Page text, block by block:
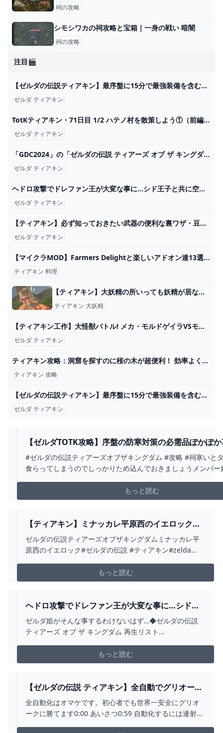
祠の攻略
シモシワカの祠攻略と宝箱｜一身の戦い 暗闇
祠の攻略
注目🎬
【ゼルダの伝説ティアキン】最序盤に15分で最強装備を含む全身装備をコンプリートするルート紹介！（TotK、ティアーズオブザキングダム） - YouTube
ゼルダ ティアキン
TotKティアキン・71日目 1/2 ハテノ村を散策しよう①（前編） - ちょっとしたゲーム日記：楽天ブログ
ゼルダ ティアキン
「GDC2024」の「ゼルダの伝説 ティアーズ オブ ザ キングダム」講演がYouTubeで公開！ - GAME Watch
ゼルダ ティアキン
ヘドロ攻撃でドレファン王が大変な事に…シド王子と共に空島へ!!ティアキン最速実況Part60【ゼルダの伝説 ティアーズ オブ ザ キングダム】 - YouTube
ゼルダ ティアキン
【ティアキン】必ず知っておきたい武器の便利な裏ワザ・豆知識8選【ゼルダの伝説ティアーズオブザキングダム/ティアキン】 - YouTube
ゼルダ ティアキン
【マイクラMOD】Farmers Delightと楽しいアドオン達13選【農業・料理MOD】 - YouTube
ティアキン 料理
【ティアキン】大妖精の所いっても妖精が居ないから、リレイズがして貰えなくてつらい｜ぽちぽちゲーム速報
ティアキン 大妖精
【ティアキン工作】大怪獣バトル! メカ・モルドゲイラVSモルドラジーク【ゼルダの伝説】 - YouTube
ゼルダ ティアキン
ティアキン攻略：洞窟を探すのに桜の木が超便利！ 効率よく洞窟を発見する方法【ゼルダ ティアーズ オブ ザ キングダム日記＃14】 - 電撃オンライン
ティアキン 攻略
【ゼルダの伝説ティアキン】最序盤に15分で最強装備を含む全身装備をコンプリートするルート紹介！（TotK、ティアーズオブザキングダム） - YouTube
ゼルダ ティアキン
【ゼルダTOTK攻略】序盤の防寒対策の必需品ぽかぽ
効率よく回収できるルートはこちら！ - YOUTUBE
#ゼルダの伝説ティアーズオブザキングダム #攻略 #祠寒いと
食らってしまうのでしっかりため込んでおきましょうメンバー
https://www.youtube.com/channel/
チャンネル登録はこちら→ http://q...
もっと読む
【ティアキン】ミナッカレ平原西のイエロック
ゼルダの伝説ティアーズ オブザキングダム #ゼル
ダの伝説 #ティアキン #ZELDA - YOUTUBE
ゼルダの伝説ティアーズオブザキングダムミナッカレ平
原西のイエロック#ゼルダの伝説 #ティアキン#zelda
もっと読む
ヘドロ攻撃でドレファン王が大変な事に…シド王
子と共に空島へ!!ティアキン最速実況PART60【ゼ
ルダの伝説 ティアーズ オブ ザ キングダム】 -
ゼルダ姫がそんな事するわけないはず…◆ゼルダの伝説
ティアーズ オブ ザ キングダム 再生リスト
list=PLSszGF__n8Ssi1wn8WlhjWto075w6yARn◆ゼルダ
の伝説 ブレス オブ ザ ワイルド 再生リスト
もっと読む
【ゼルダの伝説 ティアキン】全自動でグリオーク
を倒せます。序盤でも初心者でもOK 最強ゾナウ
ギア 大砲 ティアーズオブザキングダム TOTK -
全自動化はオマケです。初心者でも世界一安全にグリオ
ークに勝てます0:00 あいさつ0:59 自動化するには連射コ